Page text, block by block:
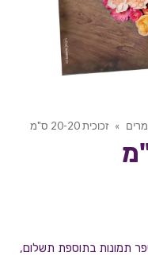
» זכוכית 20-20 ס"מ
תמונות בתוספת תשלום,